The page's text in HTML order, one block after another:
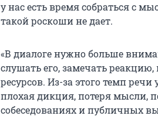
у нас есть время собраться с
такой роскоши не дает.
«В диалоге нужно больше
слушать его, замечать
ресурсов. Из-за этого темп
плохая дикция, потеря мысли,
собеседованиях и публичных